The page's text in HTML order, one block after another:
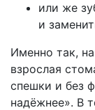
или же
и
Именно так,
взрослая
спешки и без
надёжнее». В